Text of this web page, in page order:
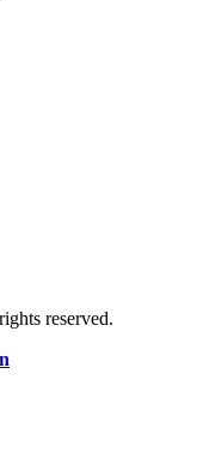
reserved.